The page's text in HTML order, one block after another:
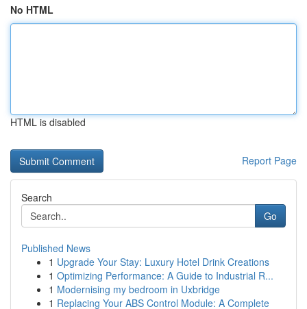
No HTML
HTML is disabled
Report Page
Search
Go
Published News
1 Upgrade Your Stay: Luxury Hotel Drink Creations
1 Optimizing Performance: A Guide to Industrial R...
1 Modernising my bedroom in Uxbridge
1 Replacing Your ABS Control Module: A Complete